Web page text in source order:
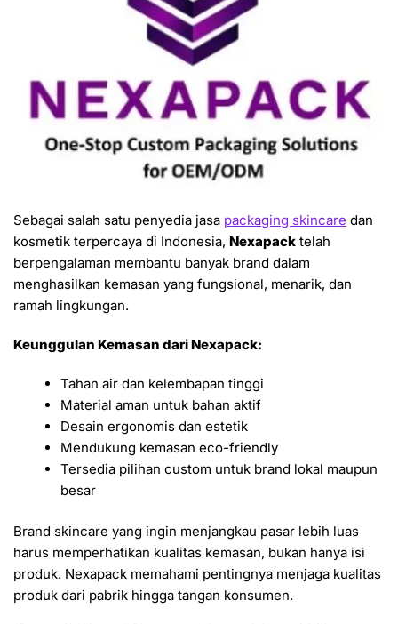
Sebagai salah satu penyedia jasa packaging skincare dan
kosmetik terpercaya di Indonesia, Nexapack telah
berpengalaman membantu banyak brand dalam
menghasilkan kemasan yang fungsional, menarik, dan
ramah lingkungan.
Keunggulan Kemasan dari Nexapack:
Tahan air dan kelembapan tinggi
Material aman untuk bahan aktif
Desain ergonomis dan estetik
Mendukung kemasan eco-friendly
Tersedia pilihan custom untuk brand lokal maupun
besar
Brand skincare yang ingin menjangkau pasar lebih luas
harus memperhatikan kualitas kemasan, bukan hanya isi
produk. Nexapack memahami pentingnya menjaga kualitas
produk dari pabrik hingga tangan konsumen.